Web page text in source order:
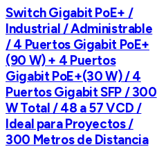
Switch Gigabit PoE+ /
Industrial / Administrable
/ 4 Puertos Gigabit PoE+
(90 W) + 4 Puertos
Gigabit PoE+(30 W) / 4
Puertos Gigabit SFP / 300
W Total / 48 a 57 VCD /
Ideal para Proyectos /
300 Metros de Distancia